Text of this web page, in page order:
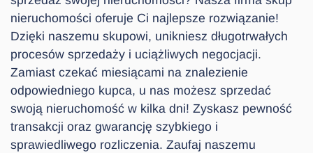
nieruchomości oferuje Ci najlepsze rozwiązanie!
Dzięki naszemu skupowi, unikniesz długotrwałych
procesów sprzedaży i uciążliwych negocjacji.
Zamiast czekać miesiącami na znalezienie
odpowiedniego kupca, u nas możesz sprzedać
swoją nieruchomość w kilka dni! Zyskasz pewność
transakcji oraz gwarancję szybkiego i
sprawiedliwego rozliczenia. Zaufaj naszemu